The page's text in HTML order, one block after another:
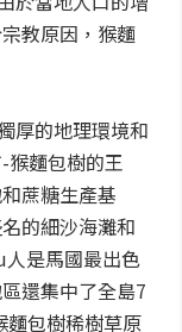
教原因，猴麵
厚的地理環境和
猴麵包樹的王
蔗糖生產基
的細沙海灘和
是馬國最出色
還集中了全島7
包樹稀樹草原